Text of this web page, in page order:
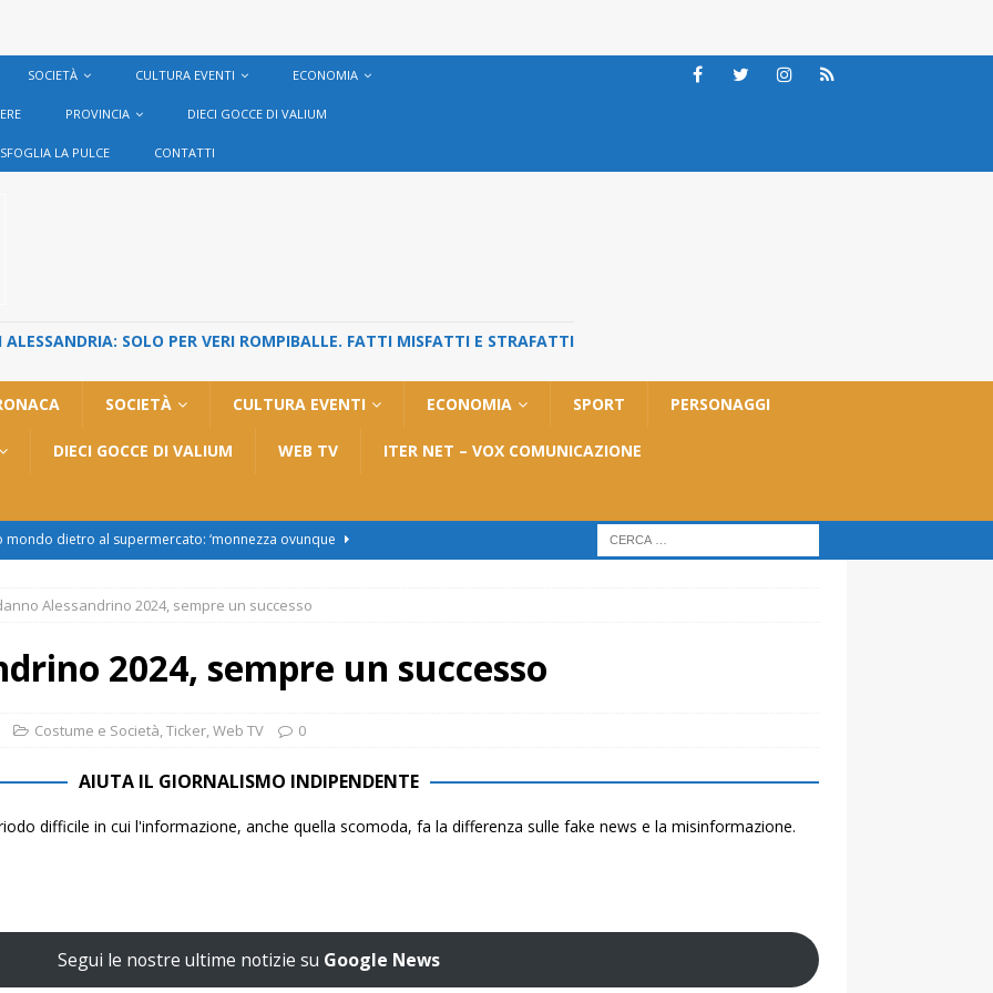
SOCIETÀ CULTURA EVENTI ECONOMIA
PROVINCIA DIECI GOCCE DI VALIUM
SFOGLIA LA PULCE CONTATTI
SOLO PER VERI ROMPIBALLE. FATTI MISFATTI E STRAFATTI
SOCIETÀ CULTURA EVENTI ECONOMIA SPORT PERSONAGGI
DIECI GOCCE DI VALIUM WEB TV ITER NET – VOX COMUNICAZIONE
mondo dietro al supermercato: ‘monnezza ovunque
2, Roggero (Lega): “Il Comune sapeva da novembre, non ci
al Cristo: la Linea 2 trasloca in Corso Marx. Insorgono i
firme”
ATTUALITÀ
il sindaco esplode: “Comunicazione vergognosa,
Alessandrino 2024, sempre un successo
2024, sempre un successo
Costume e Società,Ticker,Web TV 0
AIUTA IL GIORNALISMO INDIPENDENTE
difficile in cui l'informazione, anche quella scomoda, fa la differenza sulle fake news e la misinformazione.
Segui le nostre ultime notizie su Google News